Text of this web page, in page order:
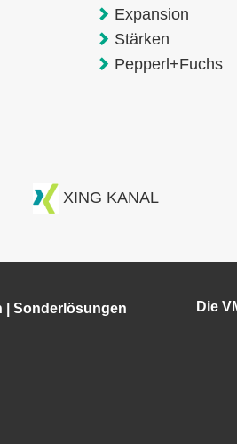
Expansion
Stärken
Pepperl+Fuchs
XING KANAL
Sonderlösungen
Die